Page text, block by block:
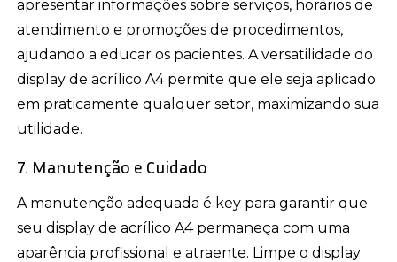
apresentar informações sobre serviços, horários de
atendimento e promoções de procedimentos,
ajudando a educar os pacientes. A versatilidade do
display de acrílico A4 permite que ele seja aplicado
em praticamente qualquer setor, maximizando sua
utilidade.
7. Manutenção e Cuidado
A manutenção adequada é key para garantir que
seu display de acrílico A4 permaneça com uma
aparência profissional e atraente. Limpe o display